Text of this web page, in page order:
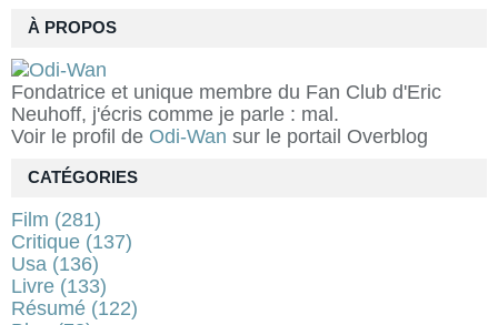
À PROPOS
Fondatrice et unique membre du Fan Club d'Eric
Neuhoff, j'écris comme je parle : mal.
Voir le profil de Odi-Wan sur le portail Overblog
CATÉGORIES
Film (281)
Critique (137)
Usa (136)
Livre (133)
Résumé (122)